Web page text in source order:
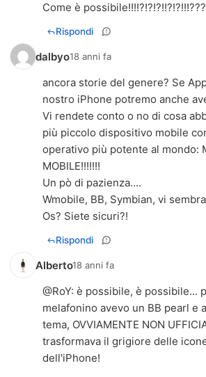
Come è
Rispondi
dalbyo18 anni fa
ancora storie del genere? Se
nostro iPhone potremo anche
Vi rendete conto o no di cosa
più piccolo dispositivo mobile
operativo più potente al mondo:
MOBILE!!!!!!!
Un pò di pazienza....
Wmobile, BB, Symbian, vi
Os? Siete sicuri?!
Rispondi
Alberto18 anni fa
@RoY: è possibile, è possibile...
melafonino avevo un BB pearl e
tema, OVVIAMENTE NON
trasformava il grigiore delle
dell'iPhone!